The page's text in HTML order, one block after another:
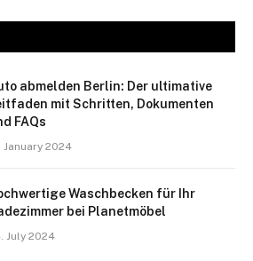
abmelden Berlin: Der ultimative
mit Schritten, Dokumenten
FAQs
January 2024
Waschbecken für Ihr
bei Planetmöbel
July 2024